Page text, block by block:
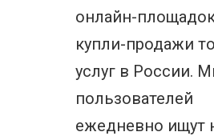
онлайн-
купли-продажи
услуг в России.
пользователей
ежедневно ищут